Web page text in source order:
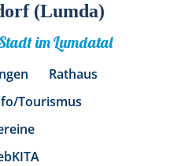
(Lumda)
im Lumdatal
Rathaus
Tourismus